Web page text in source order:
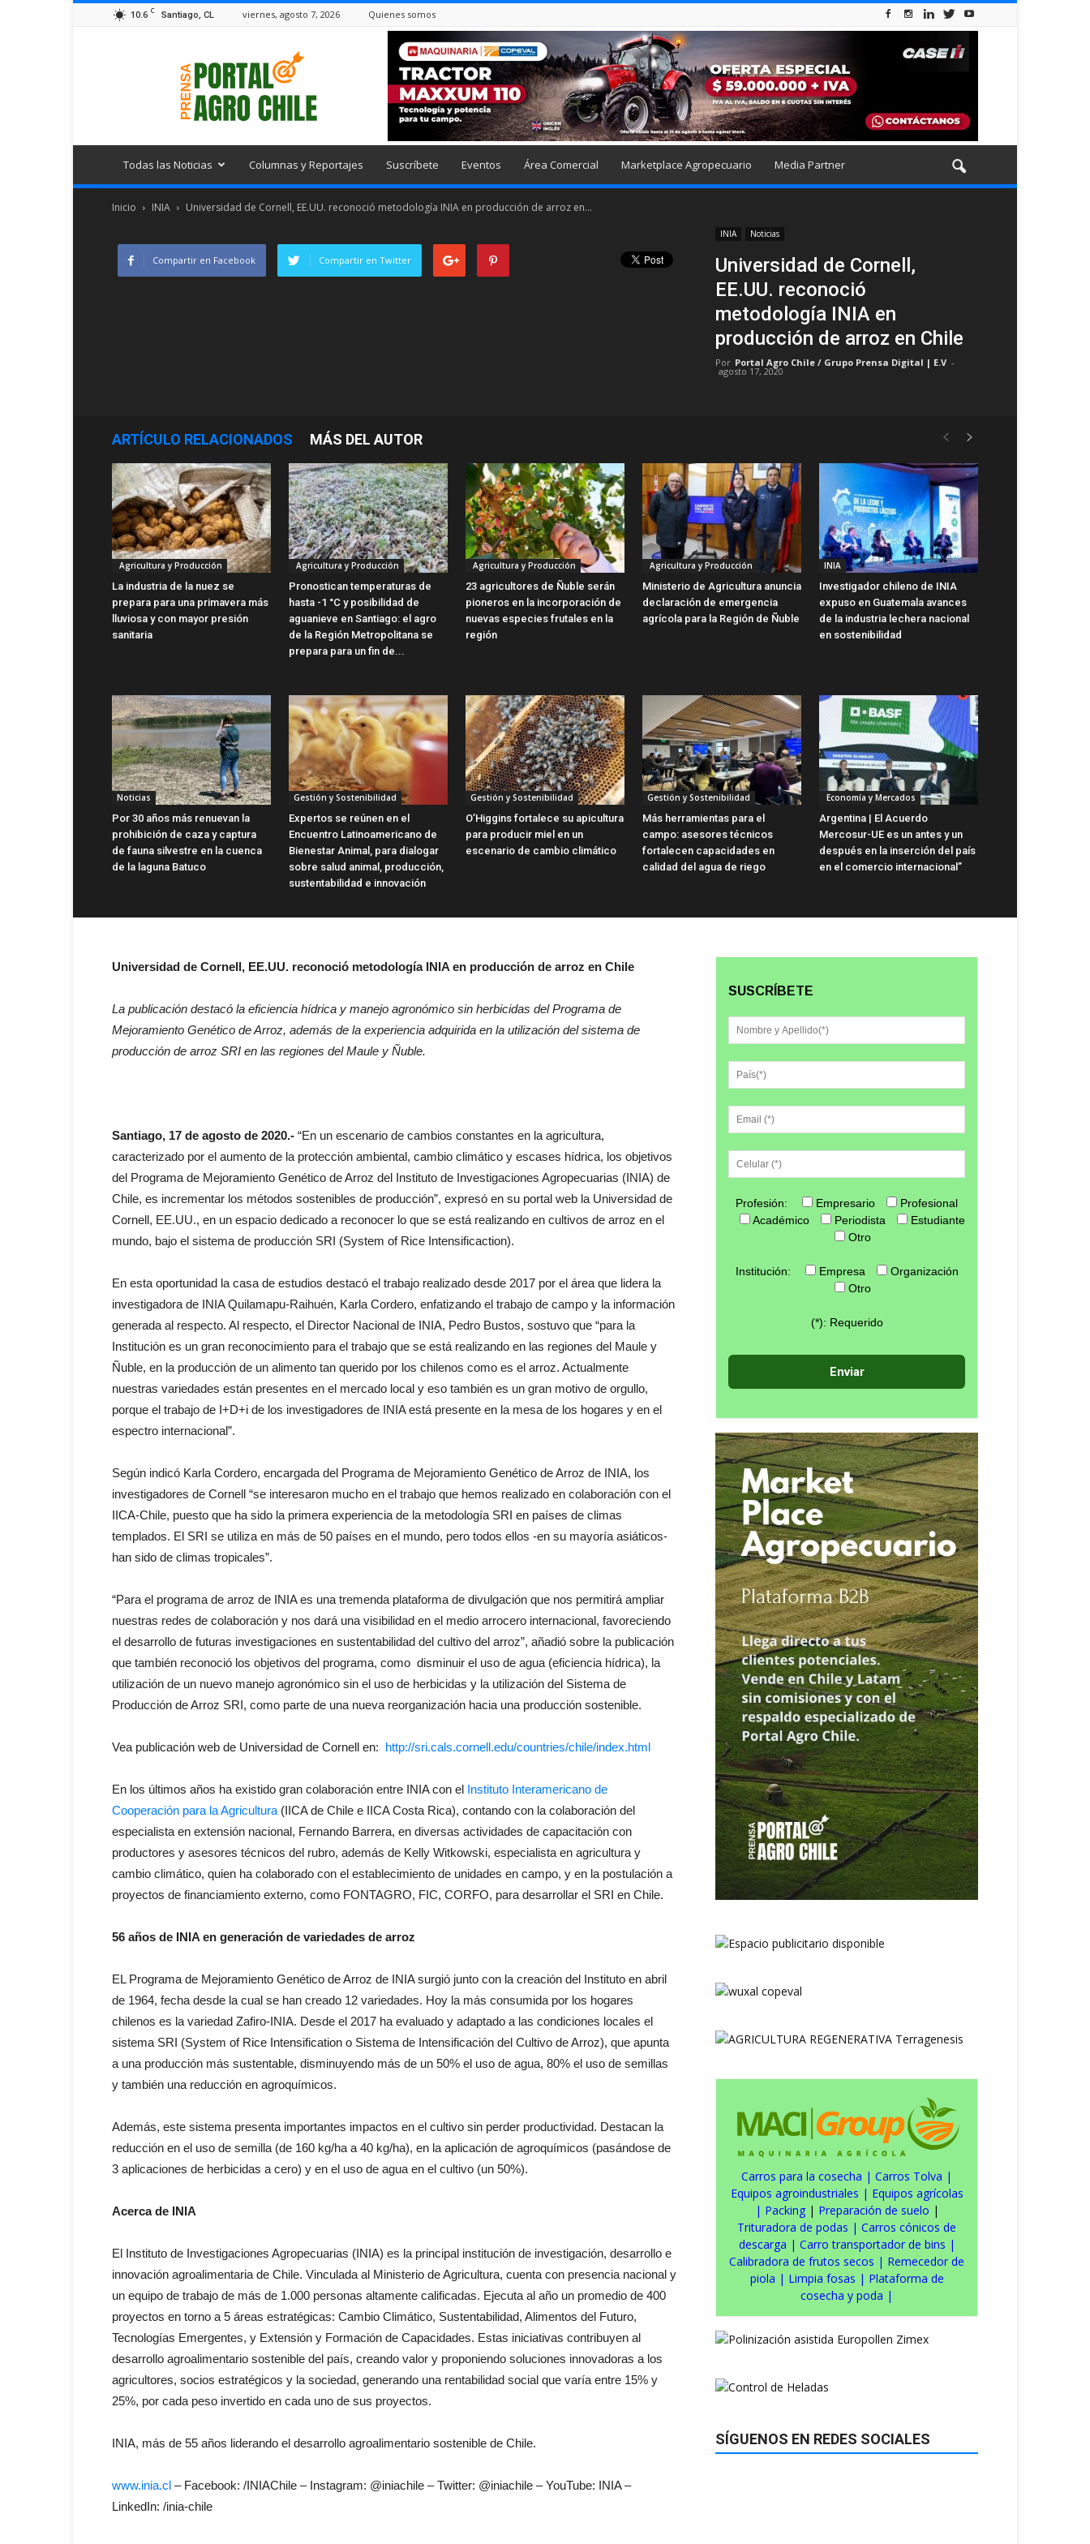
10.6 C Santiago, CL viernes, agosto 7, 2026 Quienes somos
Todas las Noticias Columnas y Reportajes Suscríbete Eventos Área Comercial Marketplace Agropecuario Media Partner
Inicio INIA Universidad de Cornell, EE.UU. reconoció metodología INIA en producción de arroz en...
INIA Noticias
Universidad de Cornell,
EE.UU. reconoció
metodología INIA en
producción de arroz en Chile
Por Portal Agro Chile / Grupo Prensa Digital | E.V -
agosto 17, 2020
Compartir en Facebook Compartir en Twitter
ARTÍCULO RELACIONADOS MÁS DEL AUTOR
Agricultura y Producción
La industria de la nuez se
prepara para una primavera más
lluviosa y con mayor presión
sanitaria
Agricultura y Producción
Pronostican temperaturas de
hasta -1 °C y posibilidad de
aguanieve en Santiago: el agro
de la Región Metropolitana se
prepara para un fin de...
Agricultura y Producción
23 agricultores de Ñuble serán
pioneros en la incorporación de
nuevas especies frutales en la
región
Agricultura y Producción
Ministerio de Agricultura anuncia
declaración de emergencia
agrícola para la Región de Ñuble
INIA
Investigador chileno de INIA
expuso en Guatemala avances
de la industria lechera nacional
en sostenibilidad
Noticias
Por 30 años más renuevan la
prohibición de caza y captura
de fauna silvestre en la cuenca
de la laguna Batuco
Gestión y Sostenibilidad
Expertos se reúnen en el
Encuentro Latinoamericano de
Bienestar Animal, para dialogar
sobre salud animal, producción,
sustentabilidad e innovación
Gestión y Sostenibilidad
O’Higgins fortalece su apicultura
para producir miel en un
escenario de cambio climático
Gestión y Sostenibilidad
Más herramientas para el
campo: asesores técnicos
fortalecen capacidades en
calidad del agua de riego
Economía y Mercados
Argentina | El Acuerdo
Mercosur-UE es un antes y un
después en la inserción del país
en el comercio internacional”
Universidad de Cornell, EE.UU. reconoció metodología INIA en producción de arroz en Chile
La publicación destacó la eficiencia hídrica y manejo agronómico sin herbicidas del Programa de
Mejoramiento Genético de Arroz, además de la experiencia adquirida en la utilización del sistema de
producción de arroz SRI en las regiones del Maule y Ñuble.
Santiago, 17 de agosto de 2020.- “En un escenario de cambios constantes en la agricultura,
caracterizado por el aumento de la protección ambiental, cambio climático y escases hídrica, los objetivos
del Programa de Mejoramiento Genético de Arroz del Instituto de Investigaciones Agropecuarias (INIA) de
Chile, es incrementar los métodos sostenibles de producción”, expresó en su portal web la Universidad de
Cornell, EE.UU., en un espacio dedicado a reconocer lo que se está realizando en cultivos de arroz en el
mundo, bajo el sistema de producción SRI (System of Rice Intensificaction).
En esta oportunidad la casa de estudios destacó el trabajo realizado desde 2017 por el área que lidera la
investigadora de INIA Quilamapu-Raihuén, Karla Cordero, enfatizando el trabajo de campo y la información
generada al respecto. Al respecto, el Director Nacional de INIA, Pedro Bustos, sostuvo que “para la
Institución es un gran reconocimiento para el trabajo que se está realizando en las regiones del Maule y
Ñuble, en la producción de un alimento tan querido por los chilenos como es el arroz. Actualmente
nuestras variedades están presentes en el mercado local y eso también es un gran motivo de orgullo,
porque el trabajo de I+D+i de los investigadores de INIA está presente en la mesa de los hogares y en el
espectro internacional”.
Según indicó Karla Cordero, encargada del Programa de Mejoramiento Genético de Arroz de INIA, los
investigadores de Cornell “se interesaron mucho en el trabajo que hemos realizado en colaboración con el
IICA-Chile, puesto que ha sido la primera experiencia de la metodología SRI en países de climas
templados. El SRI se utiliza en más de 50 países en el mundo, pero todos ellos -en su mayoría asiáticos-
han sido de climas tropicales”.
“Para el programa de arroz de INIA es una tremenda plataforma de divulgación que nos permitirá ampliar
nuestras redes de colaboración y nos dará una visibilidad en el medio arrocero internacional, favoreciendo
el desarrollo de futuras investigaciones en sustentabilidad del cultivo del arroz”, añadió sobre la publicación
que también reconoció los objetivos del programa, como disminuir el uso de agua (eficiencia hídrica), la
utilización de un nuevo manejo agronómico sin el uso de herbicidas y la utilización del Sistema de
Producción de Arroz SRI, como parte de una nueva reorganización hacia una producción sostenible.
Vea publicación web de Universidad de Cornell en: http://sri.cals.cornell.edu/countries/chile/index.html
En los últimos años ha existido gran colaboración entre INIA con el Instituto Interamericano de
Cooperación para la Agricultura (IICA de Chile e IICA Costa Rica), contando con la colaboración del
especialista en extensión nacional, Fernando Barrera, en diversas actividades de capacitación con
productores y asesores técnicos del rubro, además de Kelly Witkowski, especialista en agricultura y
cambio climático, quien ha colaborado con el establecimiento de unidades en campo, y en la postulación a
proyectos de financiamiento externo, como FONTAGRO, FIC, CORFO, para desarrollar el SRI en Chile.
56 años de INIA en generación de variedades de arroz
EL Programa de Mejoramiento Genético de Arroz de INIA surgió junto con la creación del Instituto en abril
de 1964, fecha desde la cual se han creado 12 variedades. Hoy la más consumida por los hogares
chilenos es la variedad Zafiro-INIA. Desde el 2017 ha evaluado y adaptado a las condiciones locales el
sistema SRI (System of Rice Intensification o Sistema de Intensificación del Cultivo de Arroz), que apunta
a una producción más sustentable, disminuyendo más de un 50% el uso de agua, 80% el uso de semillas
y también una reducción en agroquímicos.
Además, este sistema presenta importantes impactos en el cultivo sin perder productividad. Destacan la
reducción en el uso de semilla (de 160 kg/ha a 40 kg/ha), en la aplicación de agroquímicos (pasándose de
3 aplicaciones de herbicidas a cero) y en el uso de agua en el cultivo (un 50%).
Acerca de INIA
El Instituto de Investigaciones Agropecuarias (INIA) es la principal institución de investigación, desarrollo e
innovación agroalimentaria de Chile. Vinculada al Ministerio de Agricultura, cuenta con presencia nacional y
un equipo de trabajo de más de 1.000 personas altamente calificadas. Ejecuta al año un promedio de 400
proyectos en torno a 5 áreas estratégicas: Cambio Climático, Sustentabilidad, Alimentos del Futuro,
Tecnologías Emergentes, y Extensión y Formación de Capacidades. Estas iniciativas contribuyen al
desarrollo agroalimentario sostenible del país, creando valor y proponiendo soluciones innovadoras a los
agricultores, socios estratégicos y la sociedad, generando una rentabilidad social que varía entre 15% y
25%, por cada peso invertido en cada uno de sus proyectos.
INIA, más de 55 años liderando el desarrollo agroalimentario sostenible de Chile.
www.inia.cl – Facebook: /INIAChile – Instagram: @iniachile – Twitter: @iniachile – YouTube: INIA –
LinkedIn: /inia-chile
SUSCRÍBETE
Profesión: Empresario
Profesional
Académico
Periodista
Estudiante
Otro
Institución: Empresa
Organización
Otro
(*): Requerido
Carros para la cosecha | Carros Tolva |
Equipos agroindustriales | Equipos agrícolas
| Packing| Preparación de suelo |
Trituradora de podas | Carros cónicos de
descarga | Carro transportador de bins |
Calibradora de frutos secos | Remecedor de
piola | Limpia fosas | Plataforma de
cosecha y poda |
SÍGUENOS EN REDES SOCIALES